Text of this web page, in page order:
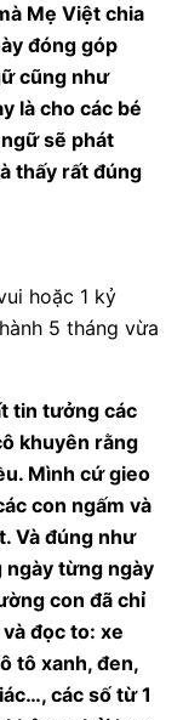
Mẹ Việt chia
đóng góp
cũng như
là cho các bé
sẽ phát
thấy rất đúng
hoặc 1 kỷ
5 tháng vừa
tin tưởng các
khuyên rằng
Mình cứ gieo
con ngấm và
Và đúng như
ngày từng ngày
con đã chỉ
đọc to: xe
tô xanh, đen,
các số từ 1